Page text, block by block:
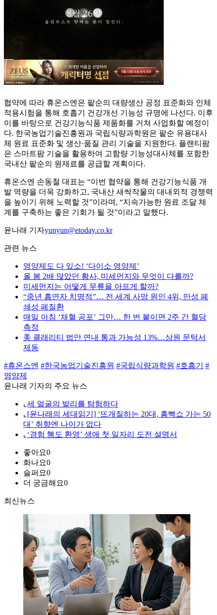
협약에 따라 휴온스엔은 팥순의 대량생산 공정 표준화와 인체
적용시험을 통해 호흡기 건강개선 기능성 규명에 나선다. 이후
이를 바탕으로 건강기능식품 제품화를 거쳐 사업화할 예정이
다. 한국농업기술진흥원과 국립식량과학원은 팥순 유용대사
체 원료 표준화 및 생산·품질 관리 기술을 지원한다. 플랜티팜
은 스마트팜 기술을 활용하여 고함량 기능성대사체를 포함한
국내산 팥순의 원재료를 공급할 계획이다.
휴온스엔 손동철 대표는 “이번 협약을 통해 건강기능식품 개
발 역량을 더욱 강화하고, 국내산 새싹작물의 대내외적 경쟁력
을 높이기 위해 노력할 것”이라며, “지속가능한 원료 조달 체
계를 구축하는 좋은 기회가 될 것”이라고 말했다.
윤나래 기자yunyun@etoday.co.kr
관련 뉴스
영양제도 다 있소! ‘다이소 영양제’
올 봄 2배 많았던 황사, 미세먼지와 무엇이 다를까?
미세먼지는 어떻게 무릎을 아프게 할까?
“중년 흡연자 치명적”… 전 세계 사망 원인 4위, 만성 폐
쇄성 폐질환
매일 아침 ‘채혈 공포’ 그만… 한 번 붙이면 2주 간 혈당
측정
美 클래리티 법안 연내 통과 가능성 13%…상원 문턱서
제동
#휴온스엔 #한국농업기술진흥원 #국립식량과학원 #호흡기
#
영양제
윤나래 기자의 주요 뉴스
⌞ 세 얼굴의 발리를 탐험하다
⌞ [윤나래의 세대읽기] ‘뜨개질하는 20대, 흠뻑쇼 가는 50
대’ 취향엔 나이가 없다
⌞ ‘경험 無도 환영’ 생애 첫 일자리 도전 설명서
좋아요0
화나요0
슬퍼요0
더 궁금해요0
최신뉴스